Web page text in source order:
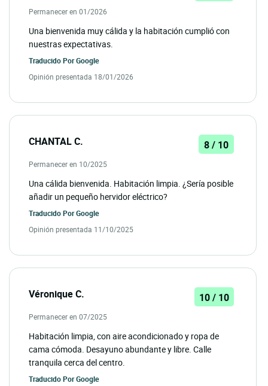
Permanecer en 01/2026
Una bienvenida muy cálida y la habitación cumplió con
nuestras expectativas.
Traducido PorGoogle
Opinión presentada 18/01/2026
CHANTAL C. 8 / 10
Permanecer en 10/2025
Una cálida bienvenida. Habitación limpia. ¿Sería posible
añadir un pequeño hervidor eléctrico?
Traducido PorGoogle
Opinión presentada 11/10/2025
Véronique C. 10 / 10
Permanecer en 07/2025
Habitación limpia, con aire acondicionado y ropa de
cama cómoda. Desayuno abundante y libre. Calle
tranquila cerca del centro.
Traducido PorGoogle